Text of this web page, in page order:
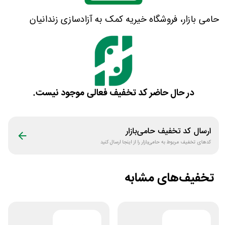
حامی بازار، فروشگاه خیریه کمک به آزادسازی زندانیان
در حال حاضر کد تخفیف فعالی موجود نیست.
ارسال کد تخفیف حامی‌بازار
کدهای تخفیف مربوط بهحامی‌بازاررا از اینجا ارسال کنید
تخفیف‌های مشابه